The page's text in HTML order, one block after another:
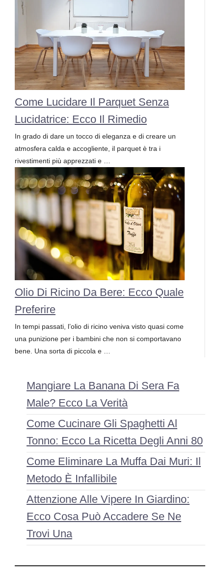
Come Lucidare Il Parquet Senza
Lucidatrice: Ecco Il Rimedio
In grado di dare un tocco di eleganza e di creare un
atmosfera calda e accogliente, il parquet è tra i
rivestimenti più apprezzati e …
Olio Di Ricino Da Bere: Ecco Quale
Preferire
In tempi passati, l’olio di ricino veniva visto quasi come
una punizione per i bambini che non si comportavano
bene. Una sorta di piccola e …
Mangiare La Banana Di Sera Fa
Male? Ecco La Verità
Come Cucinare Gli Spaghetti Al
Tonno: Ecco La Ricetta Degli Anni 80
Come Eliminare La Muffa Dai Muri: Il
Metodo È Infallibile
Attenzione Alle Vipere In Giardino:
Ecco Cosa Può Accadere Se Ne
Trovi Una